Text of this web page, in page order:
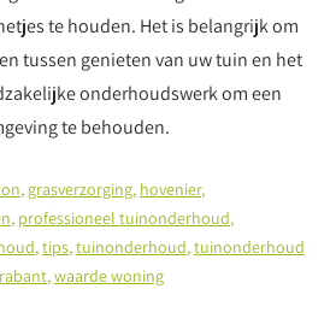
te houden. Het is belangrijk om
tussen genieten van uw tuin en het
onderhoudswerk om een
te behouden.
, grasverzorging, hovenier,
, professioneel tuinonderhoud,
,tips,tuinonderhoud,tuinonderhoud
,waarde woning